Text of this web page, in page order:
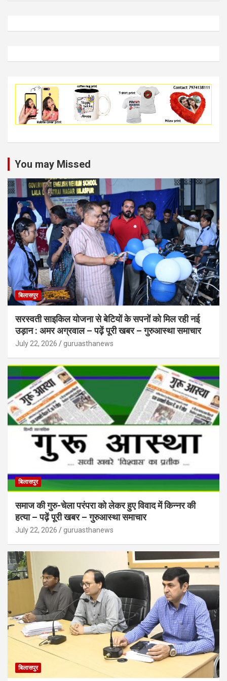
You may Missed
बिलासपुर
सरस्वती साइकिल योजना से बेटियों के सपनों को मिल रही नई
उड़ान : अमर अग्रवाल – पढ़ें पूरी खबर – गुरुआस्था समाचार
July 22, 2026 guruasthanews
बिलासपुर
समाज की गुरु-चेला परंपरा को लेकर हुए विवाद में किन्नर की
हत्या – पढ़ें पूरी खबर – गुरुआस्था समाचार
July 22, 2026 guruasthanews
बिलासपुर